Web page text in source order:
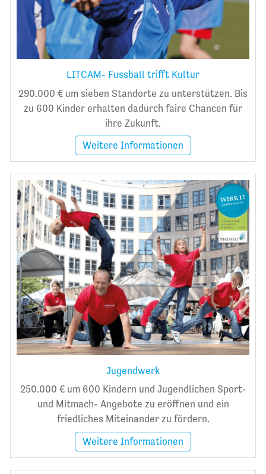
LITCAM- Fussball trifft Kultur
290.000 € um sieben Standorte zu unterstützen. Bis
zu 600 Kinder erhalten dadurch faire Chancen für
ihre Zukunft.
Weitere Informationen
Jugendwerk
250.000 € um 600 Kindern und Jugendlichen Sport-
und Mitmach- Angebote zu eröffnen und ein
friedliches Miteinander zu fördern.
Weitere Informationen